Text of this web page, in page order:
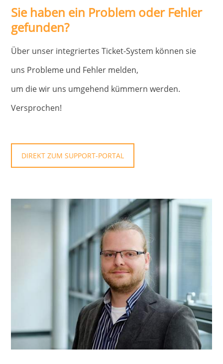
Sie haben ein Problem oder Fehler
gefunden?
Über unser integriertes Ticket-System können sie
uns Probleme und Fehler melden,
um die wir uns umgehend kümmern werden.
Versprochen!
DIREKT ZUM SUPPORT-PORTAL